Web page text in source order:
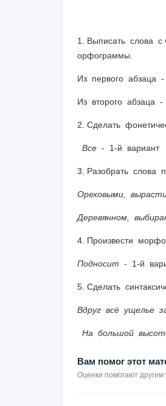
1. Выписать слова
орфограммы.
Из первого абзаца
Из второго абзаца
2. Сделать
Все - 1-й
3. Разобрать слова
Ореховыми,
Деревянном,
4. Произвести
Подносит - 1-
5. Сделать
Вдруг всё ущелье
На большой
Вам помог этот
Оценки помогают